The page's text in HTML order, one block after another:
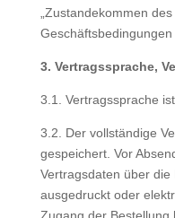
„Zustandekommen
Geschäftsbedingungen
3. Vertragssprache,
3.1. Vertragssprache ist
3.2. Der vollständige
gespeichert. Vor
Vertragsdaten über
ausgedruckt oder